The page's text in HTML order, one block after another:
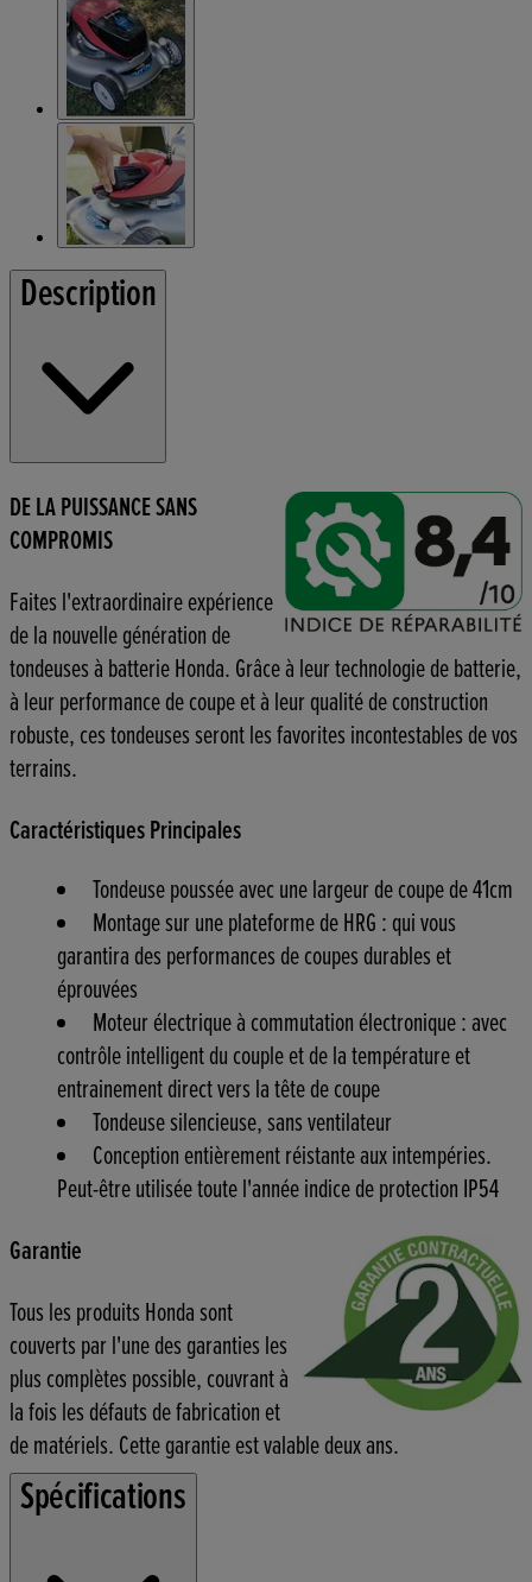
Description
DE LA PUISSANCE SANS
COMPROMIS
Faites l'extraordinaire expérience
de la nouvelle génération de
tondeuses à batterie Honda. Grâce à leur technologie de batterie,
à leur performance de coupe et à leur qualité de construction
robuste, ces tondeuses seront les favorites incontestables de vos
terrains.
Caractéristiques Principales
Tondeuse poussée avec une largeur de coupe de 41cm
Montage sur une plateforme de HRG : qui vous
garantira des performances de coupes durables et
éprouvées
Moteur électrique à commutation électronique : avec
contrôle intelligent du couple et de la température et
entrainement direct vers la tête de coupe
Tondeuse silencieuse, sans ventilateur
Conception entièrement réistante aux intempéries.
Peut-être utilisée toute l'année indice de protection IP54
Garantie
Tous les produits Honda sont
couverts par l'une des garanties les
plus complètes possible, couvrant à
la fois les défauts de fabrication et
de matériels. Cette garantie est valable deux ans.
Spécifications